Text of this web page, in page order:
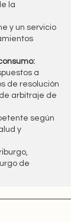
la
y un servicio
a
de resolución
arbitraje de
según
y
de